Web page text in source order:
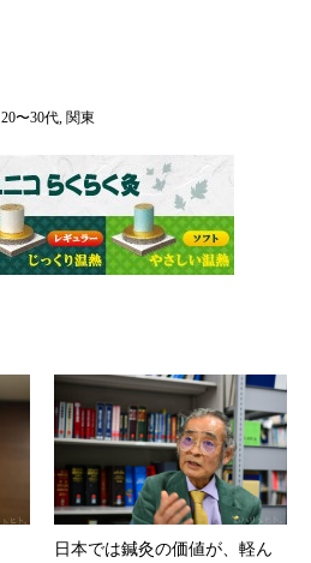
20〜30代, 関東
日本では鍼灸の価値が、軽ん